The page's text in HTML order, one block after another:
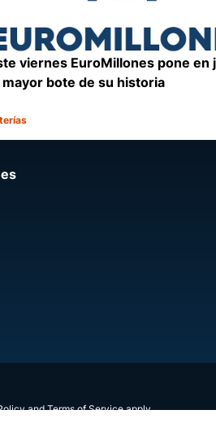
viernes EuroMillones pone en
mayor bote de su historia
andTerms of Serviceapply.